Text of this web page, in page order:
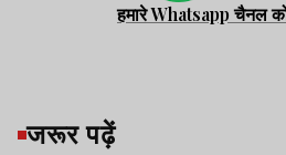
हमारे Whatsapp चैनल
जरूर पढ़ें